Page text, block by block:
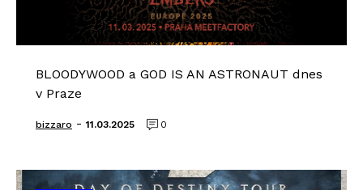
BLOODYWOOD a GOD IS AN ASTRONAUT dnes
v Praze
bizzaro - 11.03.2025 0